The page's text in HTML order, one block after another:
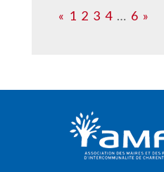
« 1 2 3 4 … 6 »